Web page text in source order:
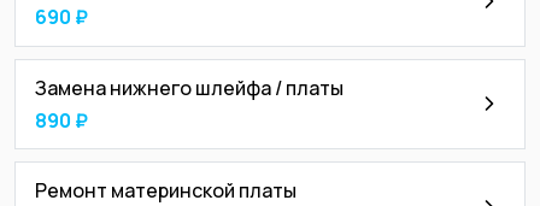
690 ₽
Замена нижнего шлейфа / платы
890 ₽
Ремонт материнской платы